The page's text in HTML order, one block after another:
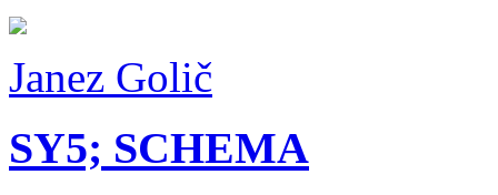
Janez Golič
SY5; SCHEMA